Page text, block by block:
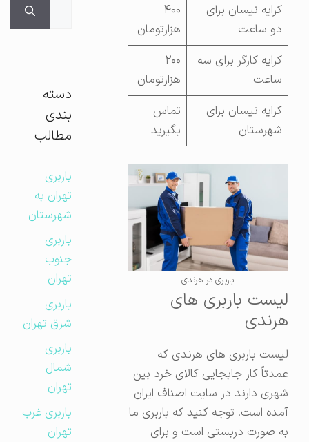
کرایه نیسان برای
دو ساعت
هزارتومان
کرایه کارگر برای سه
ساعت
۲۰۰
هزارتومان
کرایه نیسان برای
شهرستان
تماس
بگیرید
باربری در هرندی
لیست باربری های
هرندی
لیست باربری های هرندی که
عمدتاً کار جابجایی کالای خرد بین
شهری دارند در سایت اصناف ایران
آمده است. توجه کنید که باربری ما
به صورت دربستی است و برای
دسته
بندی
مطالب
باربری
تهران به
شهرستان
باربری
جنوب
تهران
باربری
شرق تهران
باربری
شمال
تهران
باربری غرب
تهران